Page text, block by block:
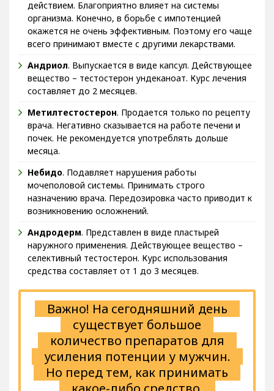
действием. Благоприятно влияет на системы
организма. Конечно, в борьбе с импотенцией
окажется не очень эффективным. Поэтому его чаще
всего принимают вместе с другими лекарствами.
Андриол. Выпускается в виде капсул. Действующее
вещество – тестостерон ундеканоат. Курс лечения
составляет до 2 месяцев.
Метилтестостерон. Продается только по рецепту
врача. Негативно сказывается на работе печени и
почек. Не рекомендуется употреблять дольше
месяца.
Небидо. Подавляет нарушения работы
мочеполовой системы. Принимать строго
назначению врача. Передозировка часто приводит к
возникновению осложнений.
Андродерм. Представлен в виде пластырей
наружного применения. Действующее вещество –
селективный тестостерон. Курс использования
средства составляет от 1 до 3 месяцев.
Важно! На сегодняшний день
существует большое
количество препаратов для
усиления потенции у мужчин.
Но перед тем, как принимать